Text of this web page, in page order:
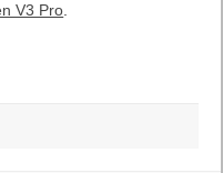
V3 Pro.